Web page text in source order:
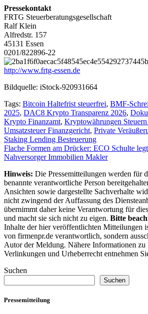
Pressekontakt
FRTG Steuerberatungsgesellschaft
Ralf Klein
Alfredstr. 157
45131 Essen
0201/822896-22
http://www.frtg-essen.de
Bildquelle: iStock-920931664
Tags: Bitcoin Haltefrist steuerfrei, BMF-
2025, DAC8 Krypto Transparenz 2026,
Krypto Finanzamt, Kryptowährungen
Umsatzsteuer Finanzgericht, Private
Staking Lending Besteuerung
Beitragsnavigation
Flache Formen am Drücker: ECO Schulte
Nahversorger Immobilien Makler
Hinweis: Die Pressemitteilungen werden für
benannte verantwortliche Person
Ansichten sowie dargestellte Sachverhalte
nicht zwingend der Auffassung des
übernimmt daher keine Verantwortung für
und macht sie sich nicht zu eigen. Bitte
Inhalte der hier veröffentlichten Mitteilungen
von firmenpr.de verantwortlich, sondern
Autor der Meldung. Nähere Informationen zu
Verlinkungen und Urheberrecht entnehmen
Suchen
Suchen
Pressemitteilung